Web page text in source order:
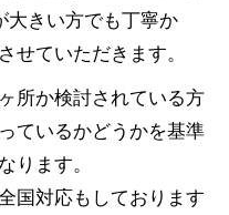
大きい方でも丁寧か
せていただきます。
所か検討されている方
ているかどうかを基準
ります。
国対応もしております